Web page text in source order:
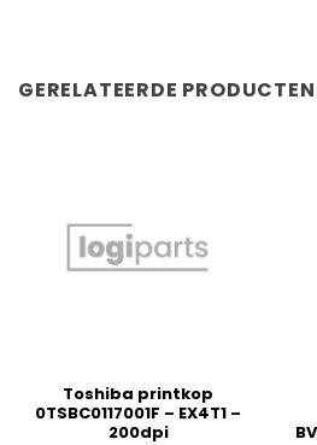
GERELATEERDE PRODUCTEN
Toshiba printkop
0TSBC0117001F – EX4T1 –
200dpi